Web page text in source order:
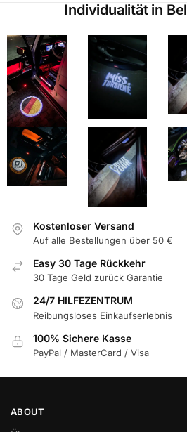
Individualität in
Kostenloser Versand
Auf alle Bestellungen über 50 €
Easy 30 Tage Rückkehr
30 Tage Geld zurück Garantie
24/7 HILFEZENTRUM
Reibungsloses Einkaufserlebnis
100% Sichere Kasse
PayPal / MasterCard / Visa
ABOUT